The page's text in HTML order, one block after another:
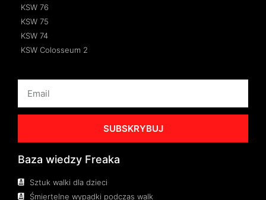
KSW 76
KSW 75
KSW 74
KSW Colosseum 2
SUBSKRYBUJ
Baza wiedzy Freaka
Sztuk walki dla dzieci
Śmiertelne wypadki podczas walk